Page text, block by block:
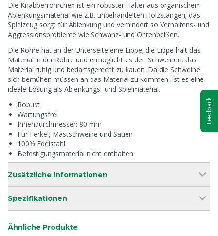
Die Knabberröhrchen ist ein robuster Halter aus organischem
Ablenkungsmaterial wie z.B. unbehandelten Holzstangen; das
Spielzeug sorgt für Ablenkung und verhindert so Verhaltens- und
Aggressionsprobleme wie Schwanz- und Ohrenbeißen.
Die Röhre hat an der Unterseite eine Lippe; die Lippe hält das
Material in der Röhre und ermöglicht es den Schweinen, das
Material ruhig und bedarfsgerecht zu kauen. Da die Schweine
sich bemühen müssen an das Material zu kommen, ist es eine
ideale Lösung als Ablenkungs- und Spielmaterial.
Robust
Wartungsfrei
Innendurchmesser: 80 mm
Für Ferkel, Mastschweine und Sauen
100% Edelstahl
Befestigungsmaterial nicht enthalten
Zusätzliche Informationen
Spezifikationen
Ähnliche Produkte
Feedback